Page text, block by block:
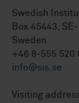
Swedish
Box 45443,
Sweden
+46 8-555 520
info@sis.se
Visiting